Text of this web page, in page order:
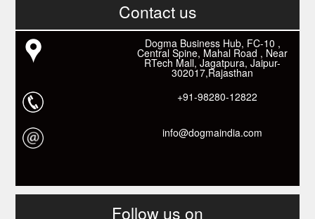
https://goo.gl/fhmp6D
Download कारों ओर जानो Smart Work के तरीके।
Contact us
Dogma Business Hub, FC-10 ,
Central Spine, Mahal Road , Near
RTech Mall, Jagatpura, Jaipur-
302017,Rajasthan
+91-98280-12822
info@dogmaindia.com
Follow us on